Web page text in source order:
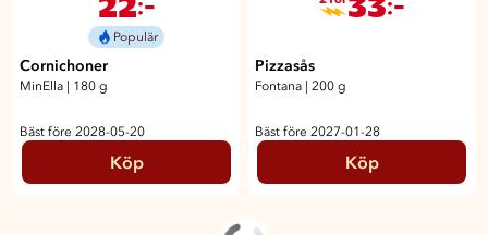
Populär
Cornichoner
MinElla 180 g
Bäst före 2028-05-20
Köp
Pizzasås
Fontana 200 g
Bäst före 2027-01-28
Köp